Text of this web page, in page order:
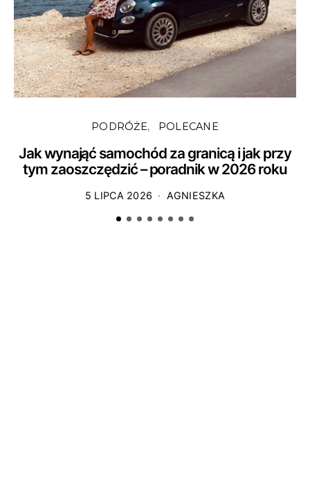
PODRÓŻE POLECANE
Jak wynająć samochód za granicą i jak przy
tym zaoszczędzić – poradnik w 2026 roku
5 LIPCA 2026 AGNIESZKA